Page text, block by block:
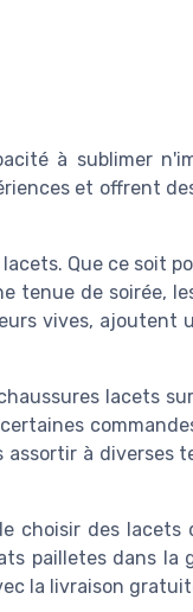
à sublimer
et offrent
Que ce soit
tenue de soirée,
vives, ajoutent
lacets
à diverses
choisir des lacets
pailletes dans la
la livraison